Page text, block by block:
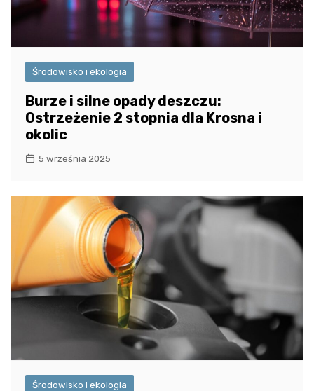
Środowisko i ekologia
Burze i silne opady deszczu:
Ostrzeżenie 2 stopnia dla Krosna i
okolic
5 września 2025
Środowisko i ekologia